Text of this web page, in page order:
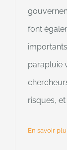
font
parapluie
risques,
En savoir